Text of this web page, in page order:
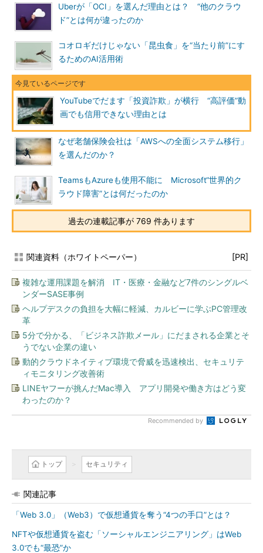
Uberが「OCI」を選んだ理由とは？ “他のクラウ
ド”とは何が違ったのか
コオロギだけじゃない「昆虫食」を“当たり前”にす
るためのAI活用術
YouTubeでだます「投資詐欺」が横行 “高評価”動
画でも信用できない理由とは
なぜ老舗保険会社は「AWSへの全面システム移行」
を選んだのか？
TeamsもAzureも使用不能に Microsoft“世界的ク
ラウド障害”とは何だったのか
過去の連載記事が 769 件あります
関連資料（ホワイトペーパー） [PR]
複雑な運用課題を解消 IT・医療・金融など7件のシングルベ
ンダーSASE事例
ヘルプデスクの負担を大幅に軽減、カルビーに学ぶPC管理改
革
5分で分かる、「ビジネス詐欺メール」にだまされる企業とそ
うでない企業の違い
動的クラウドネイティブ環境で脅威を迅速検出、セキュリテ
ィモニタリング改善術
LINEヤフーが挑んだMac導入 アプリ開発や働き方はどう変
わったのか？
Recommended by
トップ セキュリティ
関連記事
「Web 3.0」（Web3）で仮想通貨を奪う“4つの手口”とは？
NFTや仮想通貨を盗む「ソーシャルエンジニアリング」はWeb
3.0でも“最恐”か